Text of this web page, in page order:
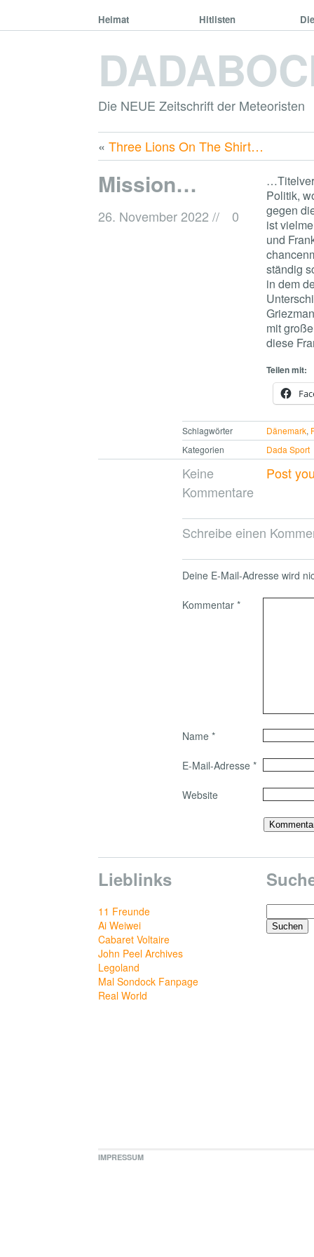
Heimat Hitlisten
Die NEUE Zeitschrift der Meteoristen
« Three Lions On The Shirt…
Mission…
26. November 2022 // 0
Politik,
gegen
ist
und
ständig
in dem
mit
diese
Teilen mit:
Schlagwörter Dänemark,
Kategorien
Dada Sport
Keine
Kommentare
Post
Schreibe einen
Deine E-Mail-Adresse wird
Kommentar *
Name *
E-Mail-Adresse *
Website
Lieblinks
11 Freunde
Ai Weiwei
Cabaret Voltaire
John Peel Archives
Legoland
Mal Sondock Fanpage
Real World
Suchen
nach:
IMPRESSUM